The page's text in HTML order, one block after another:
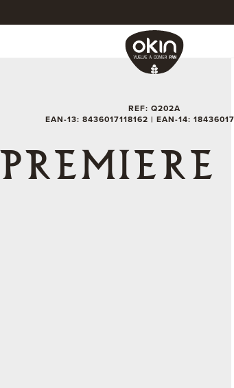
REF: Q202A
EAN-13: 8436017118162 | EAN-14: